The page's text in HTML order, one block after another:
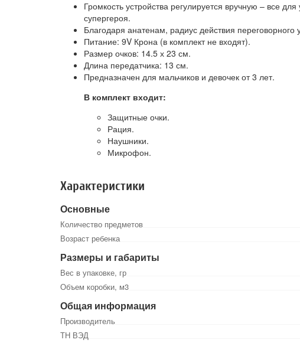
Громкость устройства регулируется вручную – все
супергероя.
Благодаря анатенам, радиус действия переговорного
Питание: 9V Крона (в комплект не входят).
Размер очков: 14.5 х 23 см.
Длина передатчика: 13 см.
Предназначен для мальчиков и девочек от 3 лет.
В комплект входит:
Защитные очки.
Рация.
Наушники.
Микрофон.
Характеристики
Основные
Количество предметов
Возраст ребенка
Размеры и габариты
Вес в упаковке, гр
Объем коробки, м3
Общая информация
Производитель
ТН ВЭД